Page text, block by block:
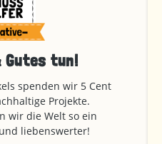
Gutes tun!
spenden wir 5 Cent
Projekte.
wir die Welt so ein
liebenswerter!